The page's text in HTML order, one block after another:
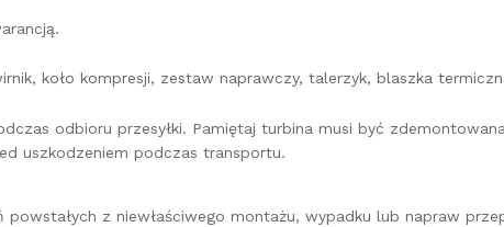
koło kompresji, zestaw naprawczy, talerzyk, blaszka
odbioru przesyłki. Pamiętaj turbina musi być
uszkodzeniem podczas transportu.
z niewłaściwego montażu, wypadku lub napraw